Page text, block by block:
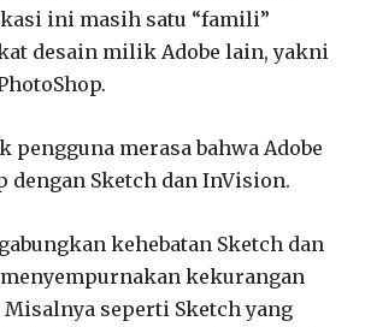
ini masih satu “famili”
desain milik Adobe lain, yakni
pengguna merasa bahwa Adobe
dengan Sketch dan InVision.
kehebatan Sketch dan
kekurangan
seperti Sketch yang